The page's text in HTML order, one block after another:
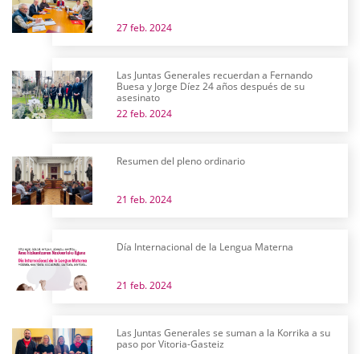
27 feb. 2024
Las Juntas Generales recuerdan a Fernando
Buesa y Jorge Díez 24 años después de su
asesinato
22 feb. 2024
Resumen del pleno ordinario
21 feb. 2024
Día Internacional de la Lengua Materna
21 feb. 2024
Las Juntas Generales se suman a la Korrika a su
paso por Vitoria-Gasteiz